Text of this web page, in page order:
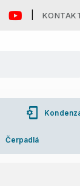
phonelink_setup
Čerpadlá